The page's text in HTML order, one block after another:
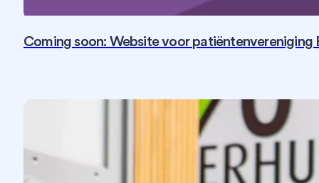
Coming soon: Website voor patiëntenvereniging
Fotografie SEO Social Media Strategie